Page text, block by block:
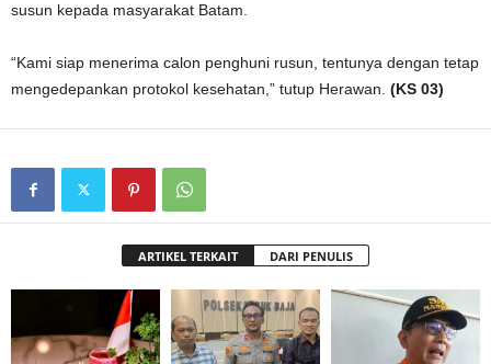
susun kepada masyarakat Batam.
“Kami siap menerima calon penghuni rusun, tentunya dengan tetap
mengedepankan protokol kesehatan,” tutup Herawan. (KS 03)
ARTIKEL TERKAIT DARI PENULIS